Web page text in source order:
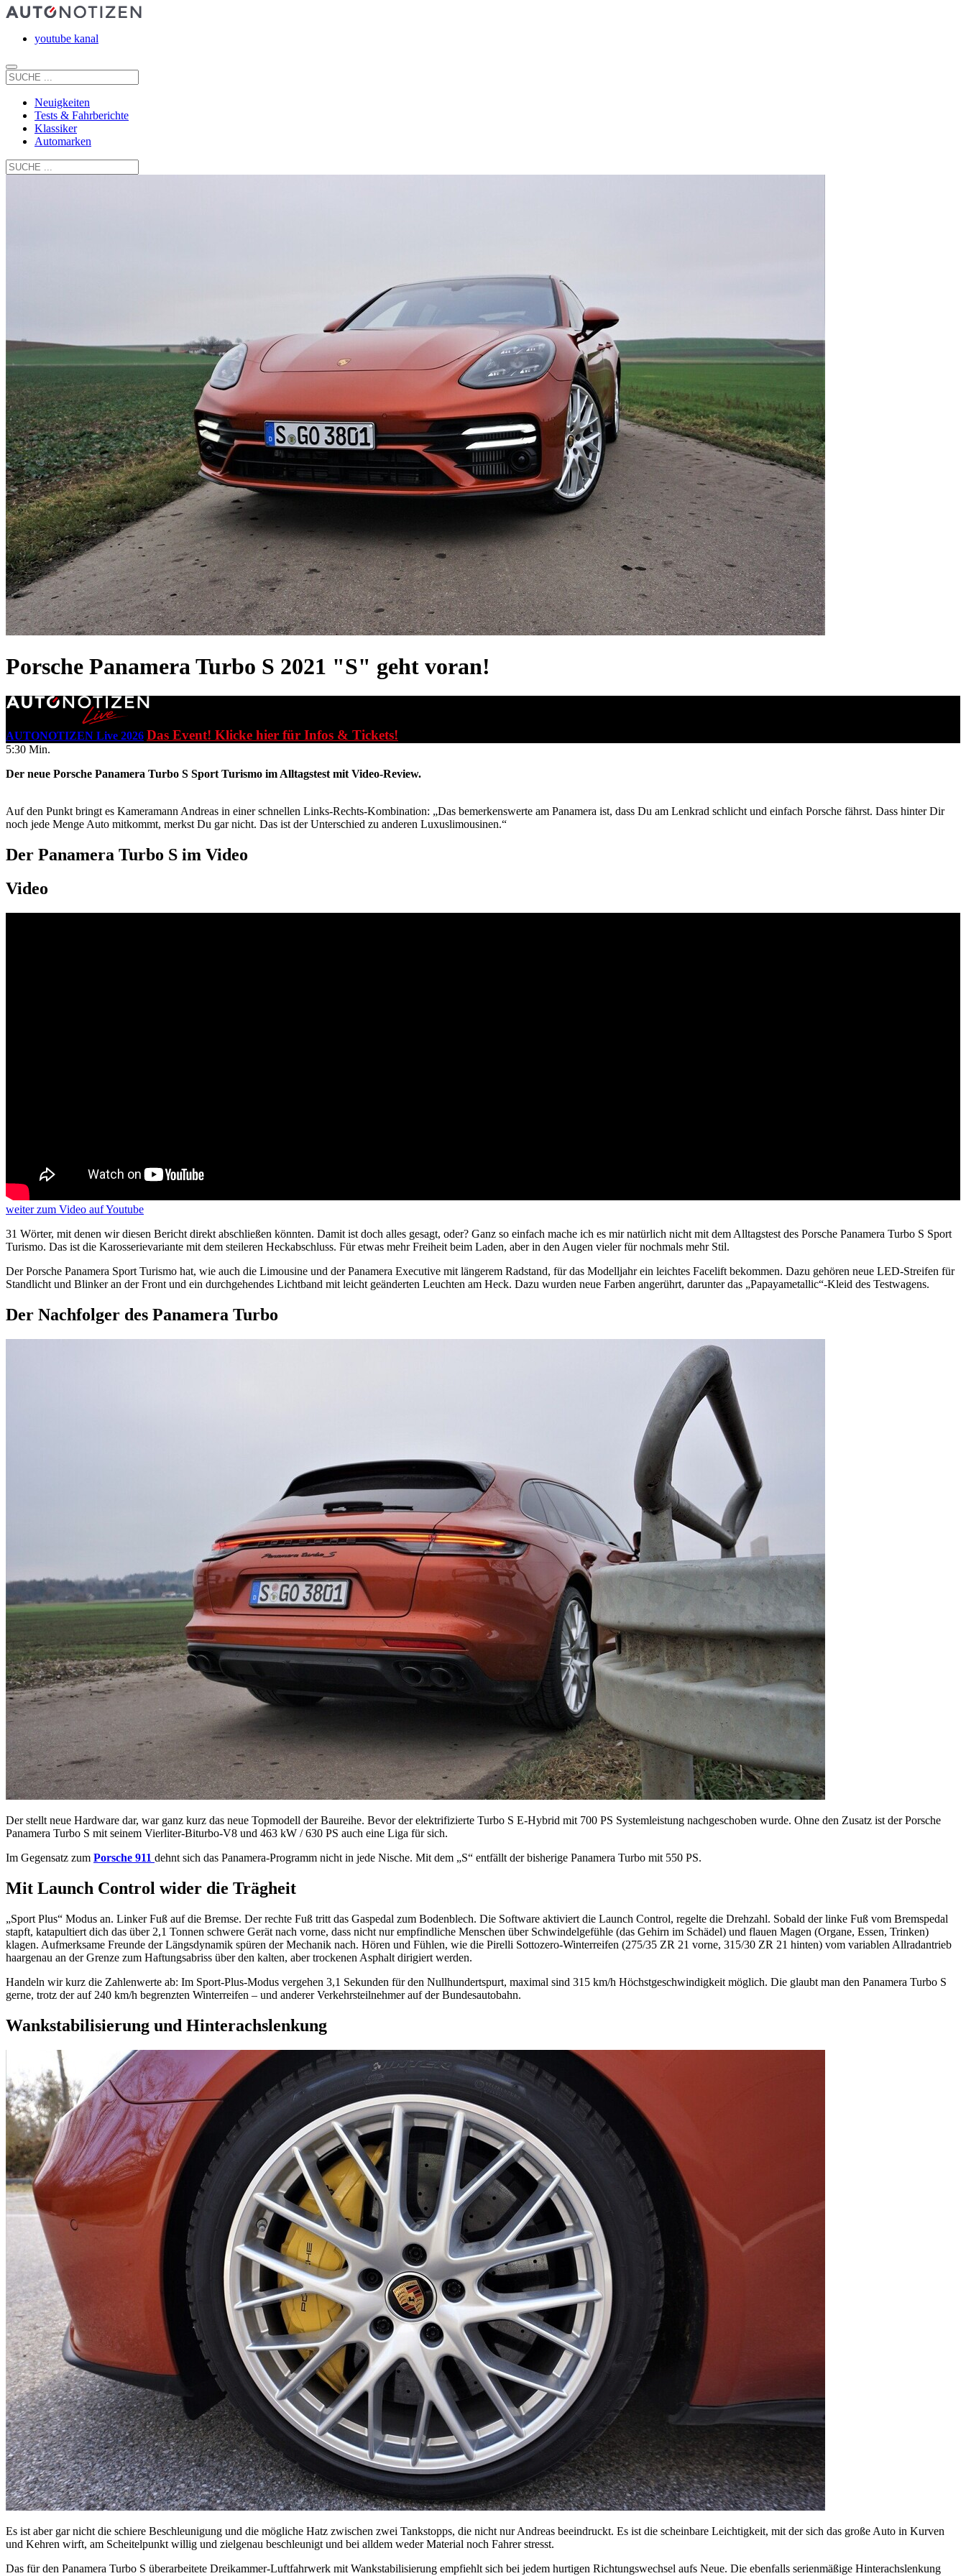
youtube kanal
Neuigkeiten
Tests & Fahrberichte
Klassiker
Automarken
Porsche Panamera Turbo S 2021 "S" geht voran!
AUTONOTIZEN Live 2026 Das Event! Klicke hier für Infos & Tickets!
5:30 Min.
Der neue Porsche Panamera Turbo S Sport Turismo im Alltagstest mit Video-Review.
Auf den Punkt bringt es Kameramann Andreas in einer schnellen Links-Rechts-Kombination: „Das bemerkenswerte am Panamera ist, dass Du am Lenkrad schlicht und einfach Porsche fährst. Dass hinter Dir
noch jede Menge Auto mitkommt, merkst Du gar nicht. Das ist der Unterschied zu anderen Luxuslimousinen.“
Der Panamera Turbo S im Video
Video
weiterzum Video auf Youtube
31 Wörter, mit denen wir diesen Bericht direkt abschließen könnten. Damit ist doch alles gesagt, oder? Ganz so einfach mache ich es mir natürlich nicht mit dem Alltagstest des Porsche Panamera Turbo S Sport
Turismo. Das ist die Karosserievariante mit dem steileren Heckabschluss. Für etwas mehr Freiheit beim Laden, aber in den Augen vieler für nochmals mehr Stil.
Der Porsche Panamera Sport Turismo hat, wie auch die Limousine und der Panamera Executive mit längerem Radstand, für das Modelljahr ein leichtes Facelift bekommen. Dazu gehören neue LED-Streifen für
Standlicht und Blinker an der Front und ein durchgehendes Lichtband mit leicht geänderten Leuchten am Heck. Dazu wurden neue Farben angerührt, darunter das „Papayametallic“-Kleid des Testwagens.
Der Nachfolger des Panamera Turbo
Der stellt neue Hardware dar, war ganz kurz das neue Topmodell der Baureihe. Bevor der elektrifizierte Turbo S E-Hybrid mit 700 PS Systemleistung nachgeschoben wurde. Ohne den Zusatz ist der Porsche
Panamera Turbo S mit seinem Vierliter-Biturbo-V8 und 463 kW / 630 PS auch eine Liga für sich.
Im Gegensatz zum Porsche 911 dehnt sich das Panamera-Programm nicht in jede Nische. Mit dem „S“ entfällt der bisherige Panamera Turbo mit 550 PS.
Mit Launch Control wider die Trägheit
„Sport Plus“ Modus an. Linker Fuß auf die Bremse. Der rechte Fuß tritt das Gaspedal zum Bodenblech. Die Software aktiviert die Launch Control, regelte die Drehzahl. Sobald der linke Fuß vom Bremspedal
stapft, katapultiert dich das über 2,1 Tonnen schwere Gerät nach vorne, dass nicht nur empfindliche Menschen über Schwindelgefühle (das Gehirn im Schädel) und flauen Magen (Organe, Essen, Trinken)
klagen. Aufmerksame Freunde der Längsdynamik spüren der Mechanik nach. Hören und Fühlen, wie die Pirelli Sottozero-Winterreifen (275/35 ZR 21 vorne, 315/30 ZR 21 hinten) vom variablen Allradantrieb
haargenau an der Grenze zum Haftungsabriss über den kalten, aber trockenen Asphalt dirigiert werden.
Handeln wir kurz die Zahlenwerte ab: Im Sport-Plus-Modus vergehen 3,1 Sekunden für den Nullhundertspurt, maximal sind 315 km/h Höchstgeschwindigkeit möglich. Die glaubt man den Panamera Turbo S
gerne, trotz der auf 240 km/h begrenzten Winterreifen – und anderer Verkehrsteilnehmer auf der Bundesautobahn.
Wankstabilisierung und Hinterachslenkung
Es ist aber gar nicht die schiere Beschleunigung und die mögliche Hatz zwischen zwei Tankstopps, die nicht nur Andreas beeindruckt. Es ist die scheinbare Leichtigkeit, mit der sich das große Auto in Kurven
und Kehren wirft, am Scheitelpunkt willig und zielgenau beschleunigt und bei alldem weder Material noch Fahrer stresst.
Das für den Panamera Turbo S überarbeitete Dreikammer-Luftfahrwerk mit Wankstabilisierung empfiehlt sich bei jedem hurtigen Richtungswechsel aufs Neue. Die ebenfalls serienmäßige Hinterachslenkung